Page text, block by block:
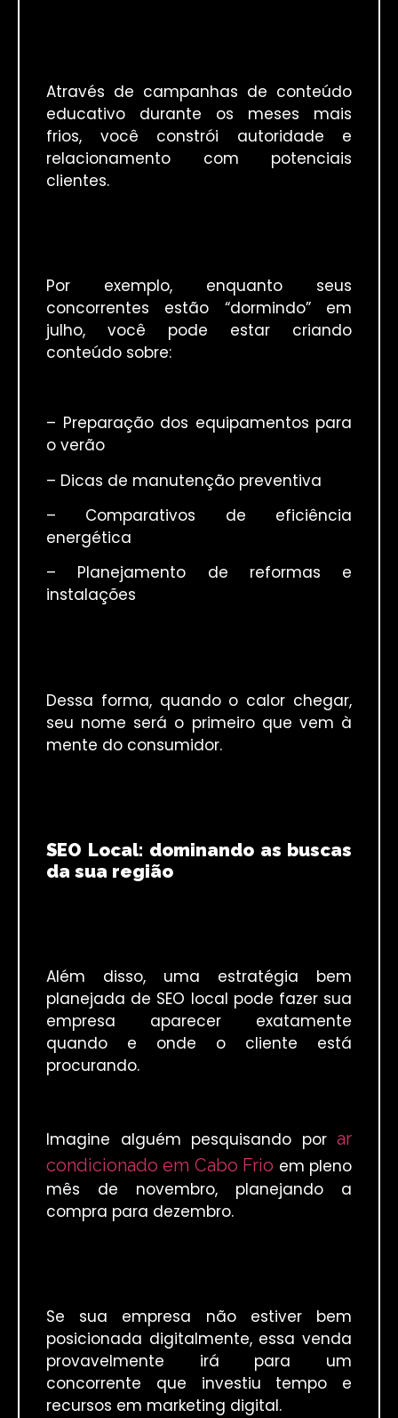
Através de campanhas de conteúdo
educativo durante os meses mais
frios, você constrói autoridade e
relacionamento com potenciais
clientes.
Por exemplo, enquanto seus
concorrentes estão “dormindo” em
julho, você pode estar criando
conteúdo sobre:
– Preparação dos equipamentos para
o verão
– Dicas de manutenção preventiva
– Comparativos de eficiência
energética
– Planejamento de reformas e
instalações
Dessa forma, quando o calor chegar,
seu nome será o primeiro que vem à
mente do consumidor.
SEO Local: dominando as buscas
da sua região
Além disso, uma estratégia bem
planejada de SEO local pode fazer sua
empresa aparecer exatamente
quando e onde o cliente está
procurando.
Imagine alguém pesquisando por ar
condicionado em Cabo Frio em pleno
mês de novembro, planejando a
compra para dezembro.
Se sua empresa não estiver bem
posicionada digitalmente, essa venda
provavelmente irá para um
concorrente que investiu tempo e
recursos em marketing digital.